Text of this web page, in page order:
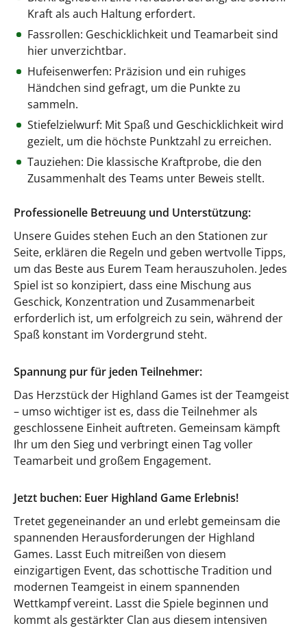
Kraft als auch Haltung erfordert.
Fassrollen: Geschicklichkeit und Teamarbeit sind
hier unverzichtbar.
Hufeisenwerfen: Präzision und ein ruhiges
Händchen sind gefragt, um die Punkte zu
sammeln.
Stiefelzielwurf: Mit Spaß und Geschicklichkeit wird
gezielt, um die höchste Punktzahl zu erreichen.
Tauziehen: Die klassische Kraftprobe, die den
Zusammenhalt des Teams unter Beweis stellt.
Professionelle Betreuung und Unterstützung:
Unsere Guides stehen Euch an den Stationen zur
Seite, erklären die Regeln und geben wertvolle Tipps,
um das Beste aus Eurem Team herauszuholen. Jedes
Spiel ist so konzipiert, dass eine Mischung aus
Geschick, Konzentration und Zusammenarbeit
erforderlich ist, um erfolgreich zu sein, während der
Spaß konstant im Vordergrund steht.
Spannung pur für jeden Teilnehmer:
Das Herzstück der Highland Games ist der Teamgeist
– umso wichtiger ist es, dass die Teilnehmer als
geschlossene Einheit auftreten. Gemeinsam kämpft
Ihr um den Sieg und verbringt einen Tag voller
Teamarbeit und großem Engagement.
Jetzt buchen: Euer Highland Game Erlebnis!
Tretet gegeneinander an und erlebt gemeinsam die
spannenden Herausforderungen der Highland
Games. Lasst Euch mitreißen von diesem
einzigartigen Event, das schottische Tradition und
modernen Teamgeist in einem spannenden
Wettkampf vereint. Lasst die Spiele beginnen und
kommt als gestärkter Clan aus diesem intensiven